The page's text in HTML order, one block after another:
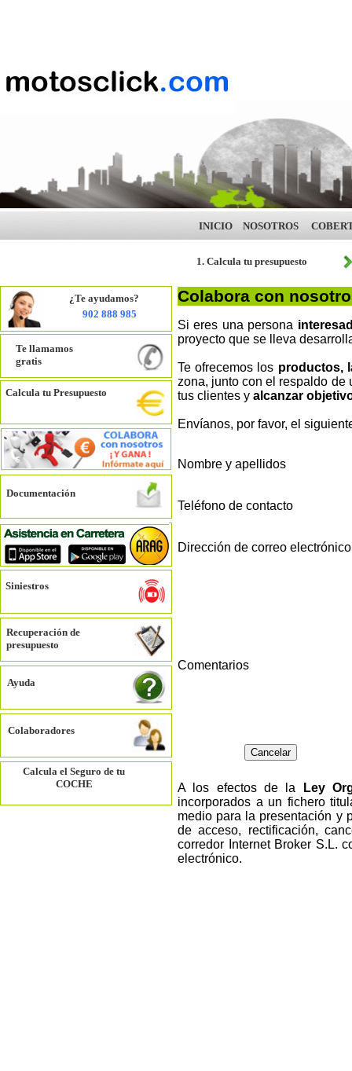
1. Calcula tu presupuesto
902 888 985
¿Te ayudamos?
Documentación
Recuperación de
presupuesto
Te llamamos
gratis
Colaboradores
Ayuda
Siniestros
Calcula tu Presupuesto
Calcula el Seguro de tu
COCHE
INICIO NOSOTROS
Colabora con
Si eres una persona
proyecto que se lleva
Te ofrecemos los productos,
zona, junto con el respaldo de
tus clientes y alcanzar
Envíanos, por favor, el
Nombre y apellidos
Teléfono de contacto
Dirección de correo electrónico
Comentarios
A los efectos de la
Ley
incorporados a un fichero
medio para la presentación y
de acceso, rectificación,
corredor Internet Broker S.L.
electrónico.